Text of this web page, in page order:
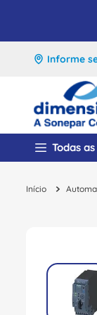
Informe
Todas